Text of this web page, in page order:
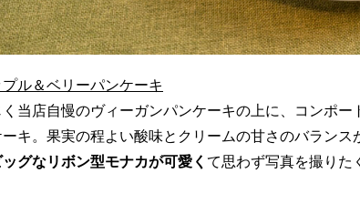
プル＆ベリーパンケーキ
く当店自慢のヴィーガンパンケーキの上に、コンポ
ーキ。果実の程よい酸味とクリームの甘さのバラン
グなリボン型モナカが可愛く て思わず写真を撮りた